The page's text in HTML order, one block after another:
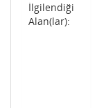
İlgilendiği
Alan(lar):